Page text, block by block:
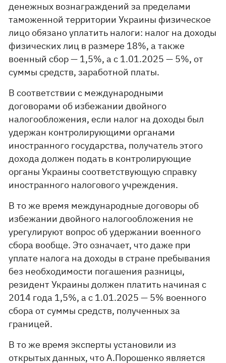
денежных вознаграждений за пределами
таможенной территории Украины физическое
лицо обязано уплатить налоги: налог на доходы
физических лиц в размере 18%, а также
военный сбор — 1,5%, а с 1.01.2025 — 5%, от
суммы средств, заработной платы.
В соответствии с международными
договорами об избежании двойного
налогообложения, если налог на доходы был
удержан контролирующими органами
иностранного государства, получатель этого
дохода должен подать в контролирующие
органы Украины соответствующую справку
иностранного налогового учреждения.
В то же время международные договоры об
избежании двойного налогообложения не
урегулируют вопрос об удержании военного
сбора вообще. Это означает, что даже при
уплате налога на доходы в стране пребывания
без необходимости погашения разницы,
резидент Украины должен платить начиная с
2014 года 1,5%, а с 1.01.2025 — 5% военного
сбора от суммы средств, полученных за
границей.
В то же время эксперты установили из
открытых данных, что А.Порошенко является